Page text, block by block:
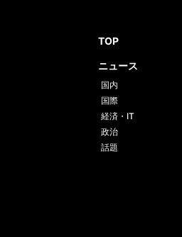
TOP
ニュース
国内
国際
経済・IT
政治
話題